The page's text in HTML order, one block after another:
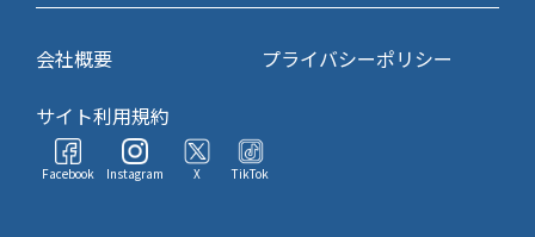
会社概要
プライバシーポリシー
サイト利用規約
Facebook Instagram X TikTok